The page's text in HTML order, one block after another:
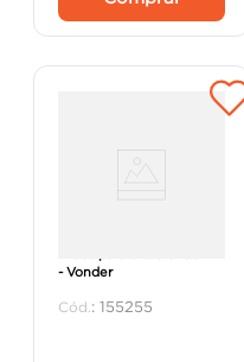
- Vonder
: 155255